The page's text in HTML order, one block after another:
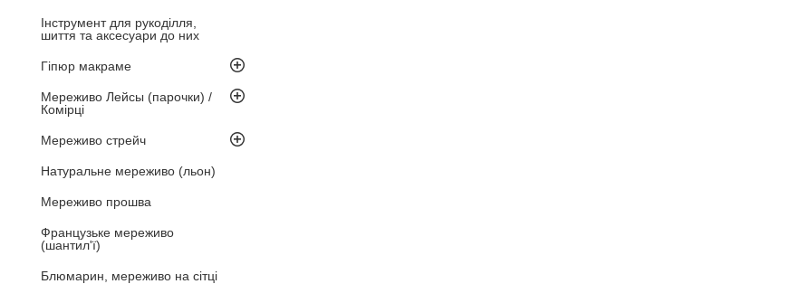
Інструмент для рукоділля,
шиття та аксесуари до них
Гіпюр макраме
Мереживо Лейсы (парочки) /
Комірці
Мереживо стрейч
Натуральне мереживо (льон)
Мереживо прошва
Французьке мереживо
(шантил'ї)
Блюмарин, мереживо на сітці